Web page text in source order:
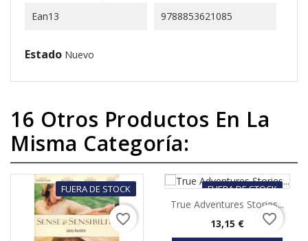
Ean13 9788853621085
Estado Nuevo
16 Otros Productos En La
Misma Categoría:
FUERA DE STOCK
favorite_border
FUERA DE STOCK
True Adventures Stories...
Precio
13,15 € favorite_border